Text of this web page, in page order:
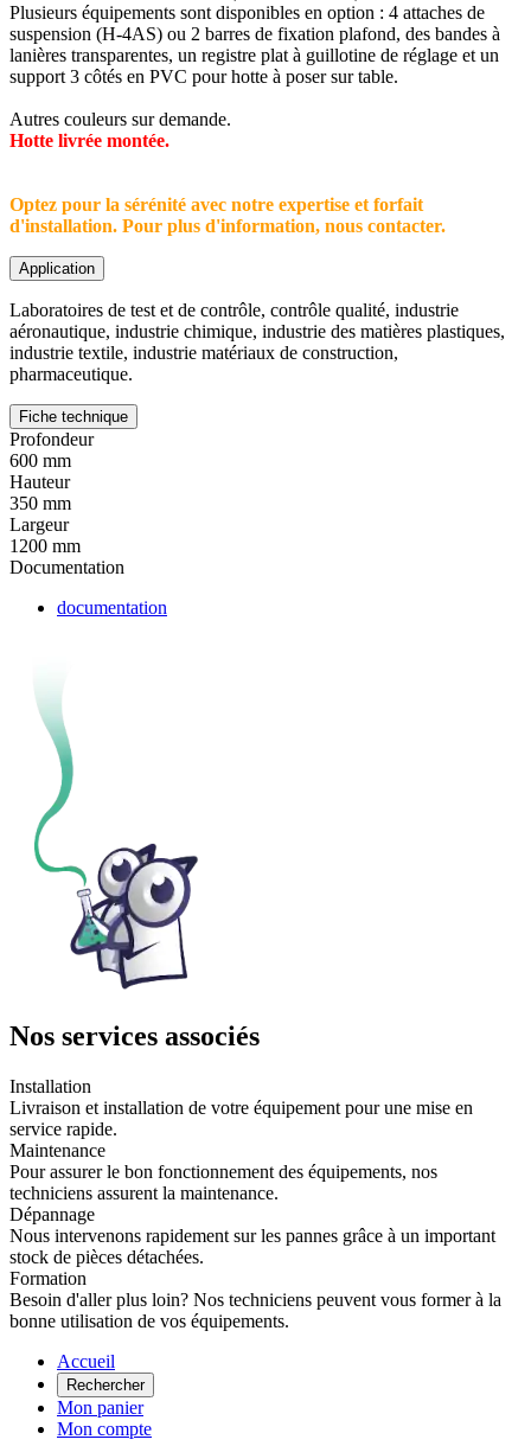
Plusieurs équipements sont disponibles en option : 4 attaches de
suspension (H-4AS) ou 2 barres de fixation plafond, des bandes à
lanières transparentes, un registre plat à guillotine de réglage et un
support 3 côtés en PVC pour hotte à poser sur table.
Autres couleurs sur demande.
Hotte livrée montée.
Optez pour la sérénité avec notre expertise et forfait
d'installation. Pour plus d'information, nous contacter.
Application
Laboratoires de test et de contrôle, contrôle qualité, industrie
aéronautique, industrie chimique, industrie des matières plastiques,
industrie textile, industrie matériaux de construction,
pharmaceutique.
Fiche technique
Profondeur
600 mm
Hauteur
350 mm
Largeur
1200 mm
Documentation
documentation
Nos services associés
Installation
Livraison et installation de votre équipement pour une mise en
service rapide.
Maintenance
Pour assurer le bon fonctionnement des équipements, nos
techniciens assurent la maintenance.
Dépannage
Nous intervenons rapidement sur les pannes grâce à un important
stock de pièces détachées.
Formation
Besoin d'aller plus loin? Nos techniciens peuvent vous former à la
bonne utilisation de vos équipements.
Accueil
Rechercher
Mon panier
Mon compte